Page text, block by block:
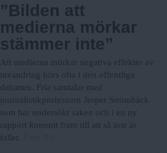
”Bilden att
medierna mörkar
stämmer inte”
Att medierna mörkar negativa effekter av
invandring hörs ofta i den offentliga
debatten. Fria samtalar med
journalistikprofessorn Jesper Strömbäck
som har undersökt saken och i en ny
rapport kommit fram till att så inte är
fallet.